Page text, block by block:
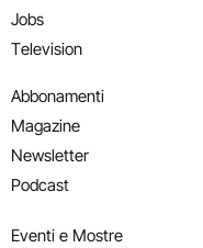
Jobs
Television
Abbonamenti
Magazine
Newsletter
Podcast
Eventi e Mostre